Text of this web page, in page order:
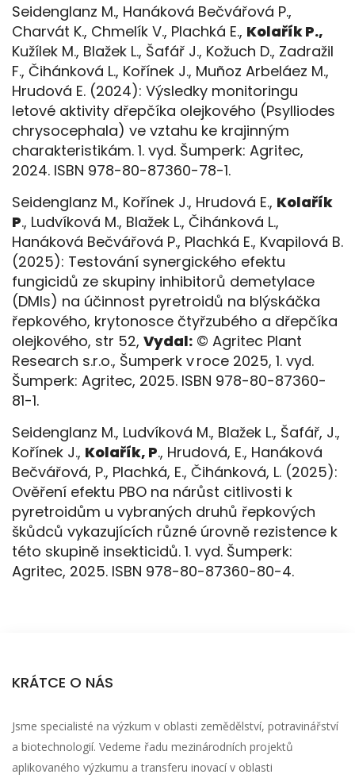
Seidenglanz M., Hanáková Bečvářová P.,
Charvát K., Chmelík V., Plachká E., Kolařík P.,
Kužílek M., Blažek L., Šafář J., Kožuch D., Zadražil
F., Čihánková L., Kořínek J., Muñoz Arbeláez M.,
Hrudová E. (2024): Výsledky monitoringu
letové aktivity dřepčíka olejkového (Psylliodes
chrysocephala) ve vztahu ke krajinným
charakteristikám. 1. vyd. Šumperk: Agritec,
2024. ISBN 978-80-87360-78-1.
Seidenglanz M., Kořínek J., Hrudová E., Kolařík
P., Ludvíková M., Blažek L., Čihánková L.,
Hanáková Bečvářová P., Plachká E., Kvapilová B.
(2025): Testování synergického efektu
fungicidů ze skupiny inhibitorů demetylace
(DMIs) na účinnost pyretroidů na blýskáčka
řepkového, krytonosce čtyřzubého a dřepčíka
olejkového, str 52, Vydal: © Agritec Plant
Research s.r.o., Šumperk v roce 2025, 1. vyd.
Šumperk: Agritec, 2025. ISBN 978-80-87360-
81-1.
Seidenglanz M., Ludvíková M., Blažek L., Šafář, J.,
Kořínek J., Kolařík, P., Hrudová, E., Hanáková
Bečvářová, P., Plachká, E., Čihánková, L. (2025):
Ověření efektu PBO na nárůst citlivosti k
pyretroidům u vybraných druhů řepkových
škůdců vykazujících různé úrovně rezistence k
této skupině insekticidů. 1. vyd. Šumperk:
Agritec, 2025. ISBN 978-80-87360-80-4.
KRÁTCE O NÁS
Jsme specialisté na výzkum v oblasti zemědělství, potravinářství
a biotechnologií. Vedeme řadu mezinárodních projektů
aplikovaného výzkumu a transferu inovací v oblasti